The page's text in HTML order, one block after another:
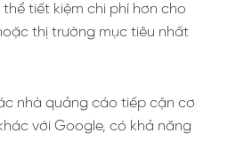
tiết kiệm chi phí hơn cho
thị trường mục tiêu nhất
nhà quảng cáo tiếp cận cơ
với Google, có khả năng